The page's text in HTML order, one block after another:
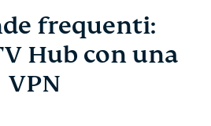
frequenti:
Hub con una
VPN